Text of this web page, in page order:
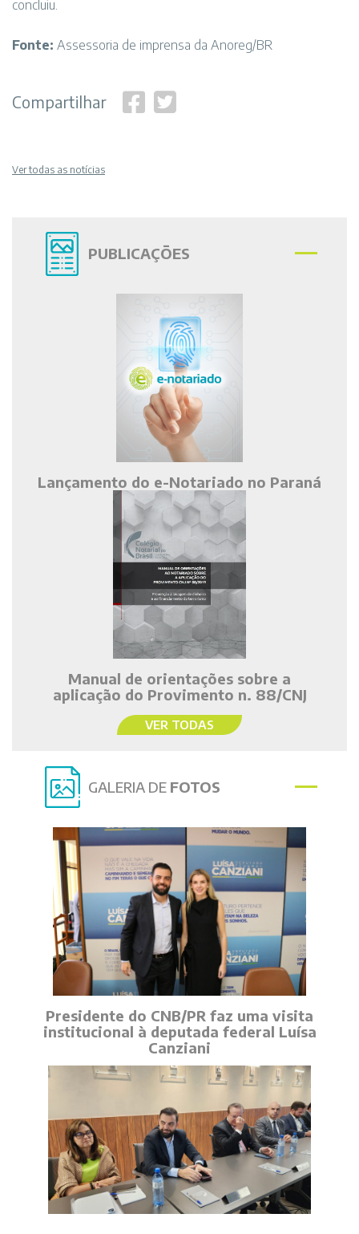
concluiu.
Fonte: Assessoria de imprensa da Anoreg/BR
Compartilhar
Ver todas as notícias
PUBLICAÇÕES
Lançamento do e-Notariado no Paraná
Manual de orientações sobre a
aplicação do Provimento n. 88/CNJ
VER TODAS
GALERIA DE FOTOS
Presidente do CNB/PR faz uma visita
institucional à deputada federal Luísa
Canziani